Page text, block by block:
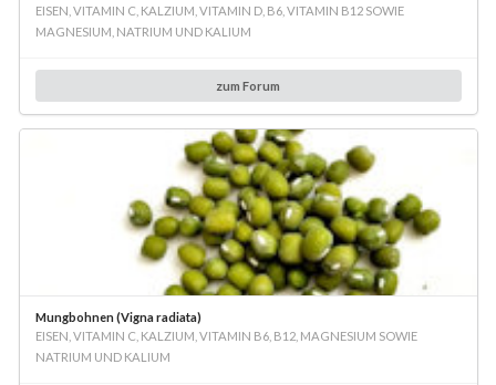
EISEN, VITAMIN C, KALZIUM, VITAMIN D, B6, VITAMIN B12 SOWIE
MAGNESIUM, NATRIUM UND KALIUM
zum Forum
Mungbohnen (Vigna radiata)
EISEN, VITAMIN C, KALZIUM, VITAMIN B6, B12, MAGNESIUM SOWIE
NATRIUM UND KALIUM